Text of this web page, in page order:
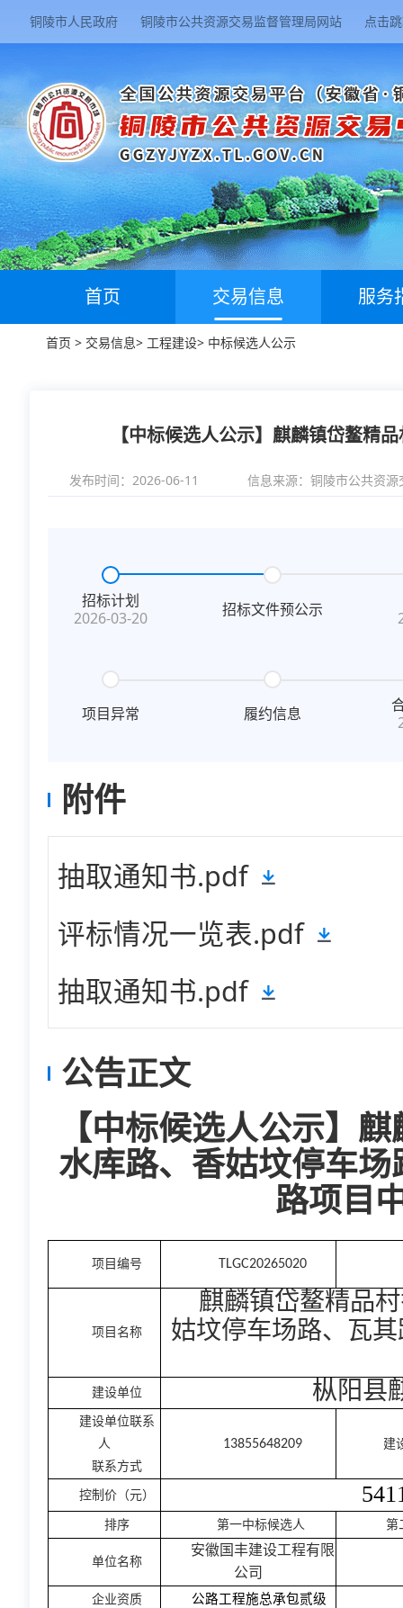
铜陵市人民政府 铜陵市公共资源交易监督管理局网站 点击
首页 交易信息 服务
首页 > 交易信息> 工程建设> 中标候选人公示
【中标候选人公示】麒麟镇岱鳌精
发布时间：2026-06-11 信息来源： 铜陵市公共资源
招标计划
2026-03-20
招标文件预公示
履约信息
项目异常
附件
抽取通知书.pdf
评标情况一览表.pdf
抽取通知书.pdf
公告正文
【中标候选人公示】
水库路、香姑坟停车
路项目
项目编号 TLGC20265020
项目名称
麒麟镇岱鳌精品
姑坟停车场路、瓦
建设单位 枞阳县
建设单位联系
人
联系方式
13855648209 建
控制价（元）
排序 第一中标候选人 第
单位名称
安徽国丰建设工程有限
公司
企业资质 公路工程施总承包贰级